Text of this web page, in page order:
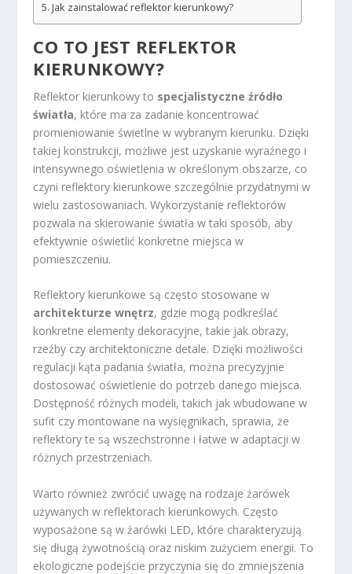
Jak zainstalować reflektor kierunkowy?
CO TO JEST REFLEKTOR
KIERUNKOWY?
Reflektor kierunkowy to specjalistyczne źródło
światła, które ma za zadanie koncentrować
promieniowanie świetlne w wybranym kierunku. Dzięki
takiej konstrukcji, możliwe jest uzyskanie wyraźnego i
intensywnego oświetlenia w określonym obszarze, co
czyni reflektory kierunkowe szczególnie przydatnymi w
wielu zastosowaniach. Wykorzystanie reflektorów
pozwala na skierowanie światła w taki sposób, aby
efektywnie oświetlić konkretne miejsca w
pomieszczeniu.
Reflektory kierunkowe są często stosowane w
architekturze wnętrz, gdzie mogą podkreślać
konkretne elementy dekoracyjne, takie jak obrazy,
rzeźby czy architektoniczne detale. Dzięki możliwości
regulacji kąta padania światła, można precyzyjnie
dostosować oświetlenie do potrzeb danego miejsca.
Dostępność różnych modeli, takich jak wbudowane w
sufit czy montowane na wysięgnikach, sprawia, że
reflektory te są wszechstronne i łatwe w adaptacji w
różnych przestrzeniach.
Warto również zwrócić uwagę na rodzaje żarówek
używanych w reflektorach kierunkowych. Często
wyposażone są w żarówki LED, które charakteryzują
się długą żywotnością oraz niskim zużyciem energii. To
ekologiczne podejście przyczynia się do zmniejszenia